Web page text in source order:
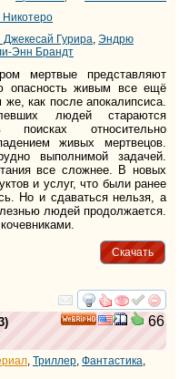
Никотеро
Джекесай Гурира Эндрю
Энн Брандт
мертвые представляют
опасность живым все ещё
же, как после апокалипсиса.
людей стараются
поисках относительно
живых мертвецов.
выполнимой задачей.
все сложнее. В новых
и услуг, что были ранее
Но и сдаваться нельзя, а
людей продолжается.
Скачать
смотреть
66
, Триллер, Фантастика,